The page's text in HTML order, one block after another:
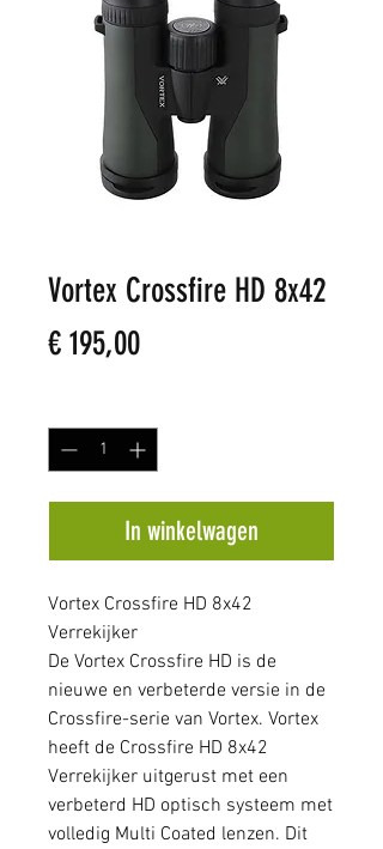
Vortex Crossfire HD 8x42
€ 195,00Prijs
In winkelwagen
Vortex Crossfire HD 8x42
Verrekijker
De Vortex Crossfire HD is de
nieuwe en verbeterde versie in de
Crossfire-serie van Vortex. Vortex
heeft de Crossfire HD 8x42
Verrekijker uitgerust met een
verbeterd HD optisch systeem met
volledig Multi Coated lenzen. Dit